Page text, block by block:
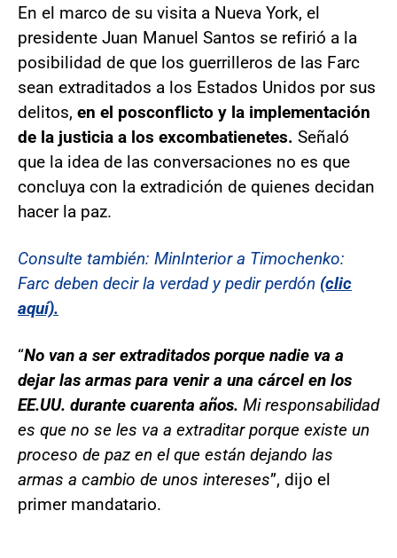
En el marco de su visita a Nueva York, el
presidente Juan Manuel Santos se refirió a la
posibilidad de que los guerrilleros de las Farc
sean extraditados a los Estados Unidos por sus
delitos, en el posconflicto y la implementación
de la justicia a los excombatienetes. Señaló
que la idea de las conversaciones no es que
concluya con la extradición de quienes decidan
hacer la paz.
Consulte también: MinInterior a Timochenko:
Farc deben decir la verdad y pedir perdón (clic
aquí).
“No van a ser extraditados porque nadie va a
dejar las armas para venir a una cárcel en los
EE.UU. durante cuarenta años. Mi responsabilidad
es que no se les va a extraditar porque existe un
proceso de paz en el que están dejando las
armas a cambio de unos intereses”, dijo el
primer mandatario.